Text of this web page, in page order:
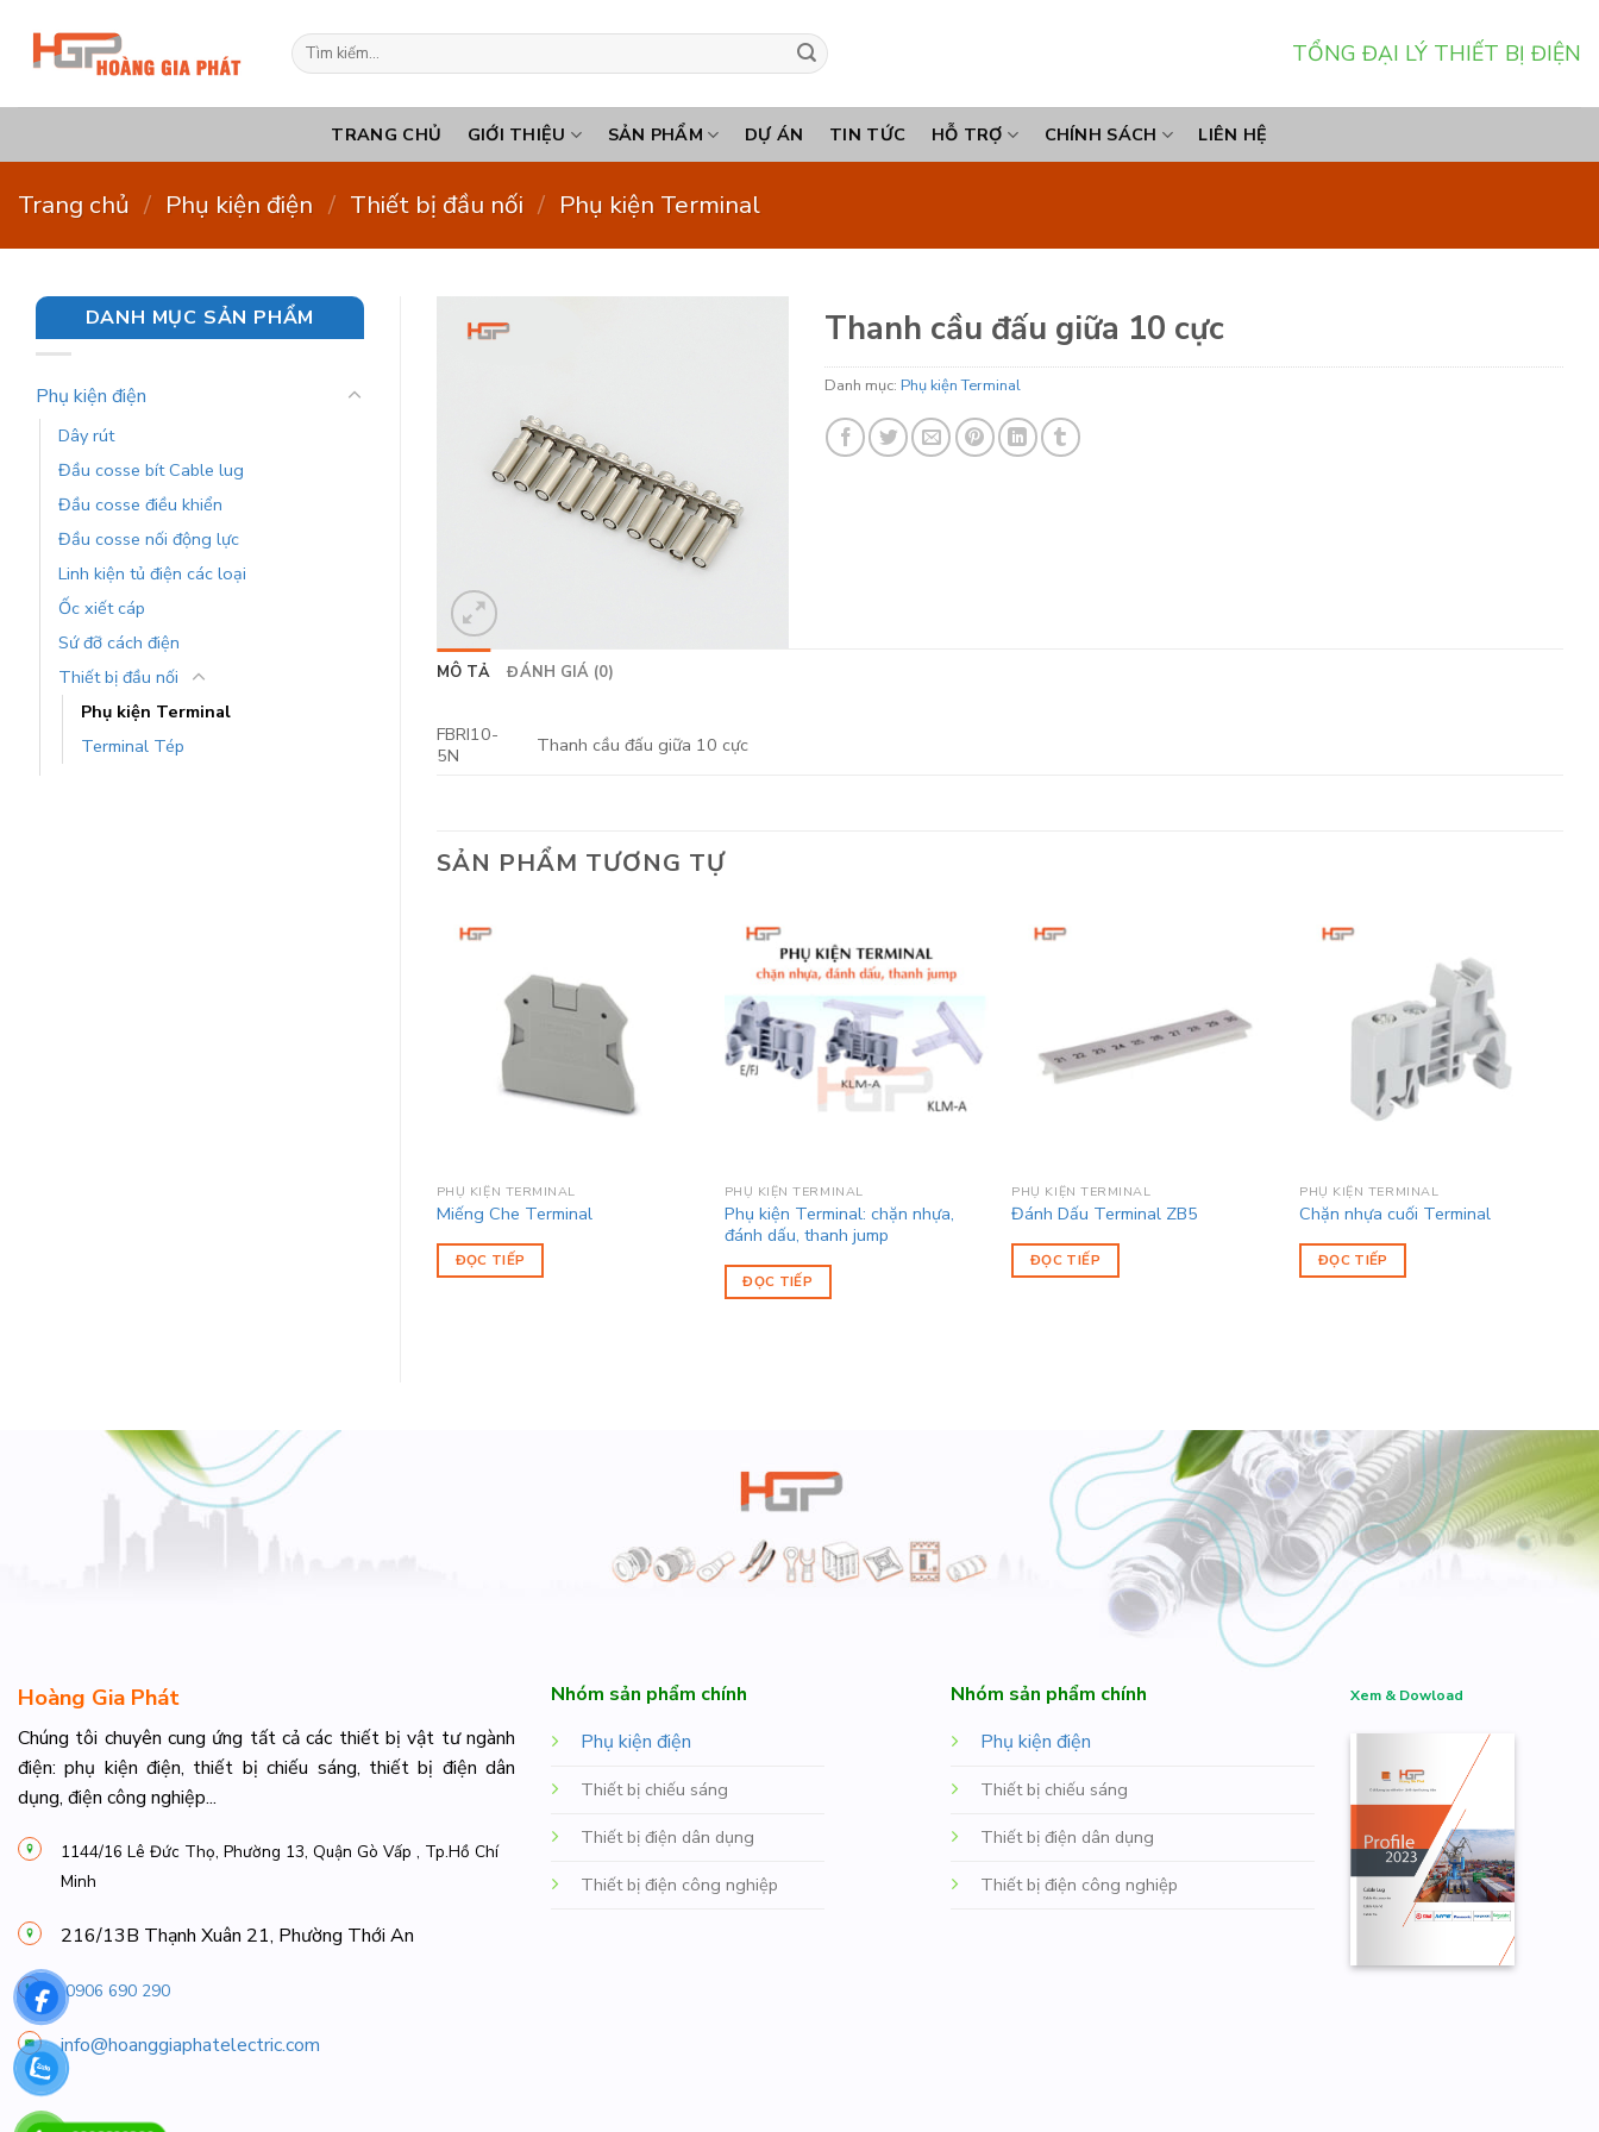
dung
Tìm
kiếm:
TỔNG ĐẠI LÝ THIẾT BỊ ĐIỆN
TRANG CHỦ GIỚI THIỆU SẢN PHẨM DỰ ÁN TIN TỨC HỖ TRỢ CHÍNH SÁCH LIÊN HỆ
Trang chủ / Phụ kiện điện / Thiết bị đầu nối / Phụ kiện Terminal
DANH MỤC SẢN PHẨM
Phụ kiện điện
Dây rút
Đầu cosse bít Cable lug
Đầu cosse điều khiển
Đầu cosse nối động lực
Linh kiện tủ điện các loại
Ốc xiết cáp
Sứ đỡ cách điện
Thiết bị đầu nối
Phụ kiện Terminal
Terminal Tép
Thanh cầu đấu giữa 10 cực
Danh mục: Phụ kiện Terminal
MÔ TẢ ĐÁNH GIÁ (0)
FBRI10-
5N
Thanh cầu đấu giữa 10 cực
SẢN PHẨM TƯƠNG TỰ
PHỤ KIỆN TERMINAL
Miếng Che Terminal
ĐỌC TIẾP
PHỤ KIỆN TERMINAL
Phụ kiện Terminal: chặn nhựa,
đánh dấu, thanh jump
ĐỌC TIẾP
PHỤ KIỆN TERMINAL
Đánh Dấu Terminal ZB5
ĐỌC TIẾP
PHỤ KIỆN TERMINAL
Chặn nhựa cuối Terminal
ĐỌC TIẾP
Hoàng Gia Phát
Chúng tôi chuyên cung ứng tất cả các thiết bị vật tư ngành
điện: phụ kiện điện, thiết bị chiếu sáng, thiết bị điện dân
dụng, điện công nghiệp...
1144/16 Lê Đức Thọ, Phường 13, Quận Gò Vấp , Tp.Hồ Chí
Minh
216/13B Thạnh Xuân 21, Phường Thới An
0906 690 290
info@hoanggiaphatelectric.com
Nhóm sản phẩm chính
Phụ kiện điện
Thiết bị chiếu sáng
Thiết bị điện dân dụng
Thiết bị điện công nghiệp
Nhóm sản phẩm chính
Phụ kiện điện
Thiết bị chiếu sáng
Thiết bị điện dân dụng
Thiết bị điện công nghiệp
Xem & Dowload